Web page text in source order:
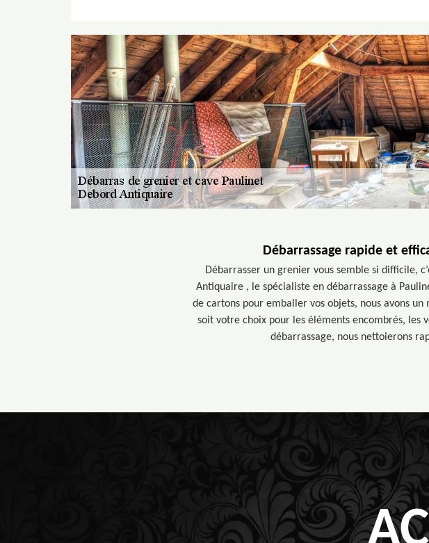
Débarrassage rapide et
Débarrasser un grenier vous semble si difficile,
Antiquaire , le spécialiste en débarrassage à
de cartons pour emballer vos objets, nous avons
soit votre choix pour les éléments encombrés, les
débarrassage, nous nettoierons